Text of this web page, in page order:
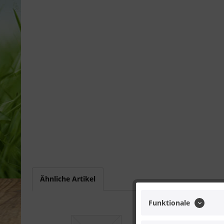
Ähnliche Artikel
Funktionale